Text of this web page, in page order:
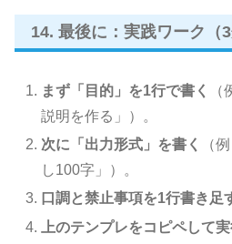
14. 最後に：実践ワーク（3
まず「目的」を1行で書く
説明を作る」）。
次に「出力形式」を書く
（
し100字」）。
口調と禁止事項を1行書き足
上のテンプレをコピペして実